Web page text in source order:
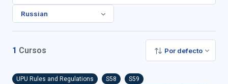
Buscar cursos
Russian
1 Cursos Por defecto
UPU Rules and Regulations S58
S59